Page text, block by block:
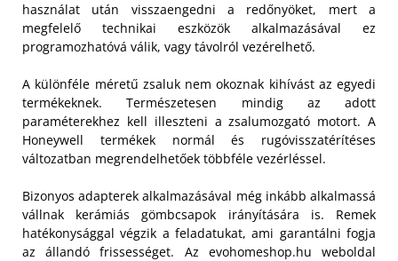
használat után visszaengedni a redőnyöket, mert a
megfelelő technikai eszközök alkalmazásával ez
programozhatóvá válik, vagy távolról vezérelhető.
A különféle méretű zsaluk nem okoznak kihívást az egyedi
termékeknek. Természetesen mindig az adott
paraméterekhez kell illeszteni a zsalumozgató motort. A
Honeywell termékek normál és rugóvisszatérítéses
változatban megrendelhetőek többféle vezérléssel.
Bizonyos adapterek alkalmazásával még inkább alkalmassá
vállnak kerámiás gömbcsapok irányítására is. Remek
hatékonysággal végzik a feladatukat, ami garantálni fogja
az állandó frissességet. Az evohomeshop.hu weboldal